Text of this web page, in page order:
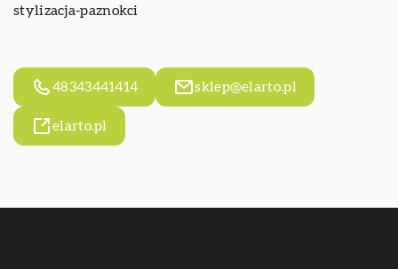
stylizacja-paznokci
48343441414 sklep@elarto.pl
elarto.pl